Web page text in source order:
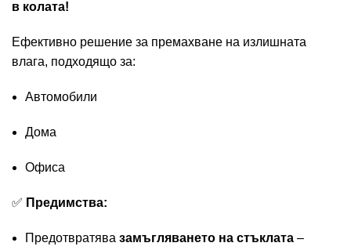
в колата!
Ефективно решение за премахване на излишната
влага, подходящо за:
Автомобили
Дома
Офиса
✅ Предимства:
Предотвратява замъгляването на стъклата –